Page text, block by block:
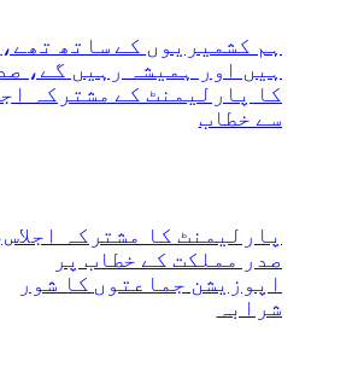
ہم کشمیریوں‌ کے ساتھ تھے،
ہیں اور ہمیشہ رہیں گے،
کا پارلیمنٹ کے مشترکہ
سے خطاب
پارلیمنٹ کا مشترکہ
صدر مملکت کے خطاب پر
اپوزیشن جماعتوں کا شور
شرابہ